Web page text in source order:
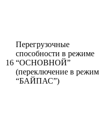
16
Перегрузочные
способности в режиме
“ОСНОВНОЙ”
(переключение в режим
“БАЙПАС”)